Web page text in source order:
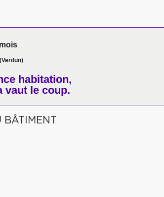
habitation,
vaut le coup.